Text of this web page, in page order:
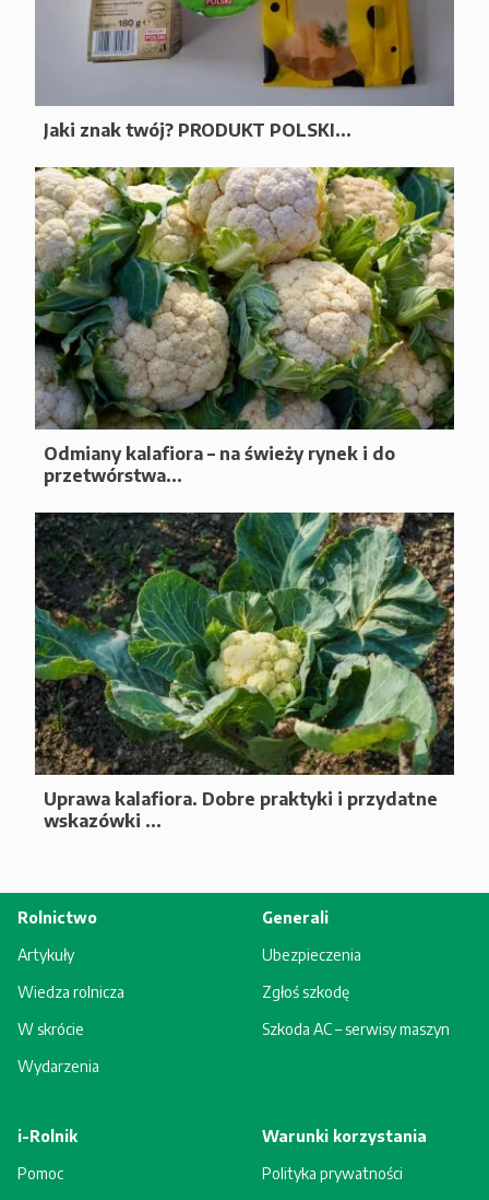
Jaki znak twój? PRODUKT POLSKI...
Odmiany kalafiora – na świeży rynek i do
przetwórstwa...
Uprawa kalafiora. Dobre praktyki i przydatne
wskazówki ...
Rolnictwo
Artykuły
Wiedza rolnicza
W skrócie
Wydarzenia
Generali
Ubezpieczenia
Zgłoś szkodę
Szkoda AC – serwisy maszyn
i-Rolnik
Pomoc
Warunki korzystania
Polityka prywatności